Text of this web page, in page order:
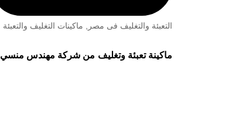
التعبئة والتغليف فى مصر , ماكينات التغليف والتعبئة
ماكينة تعبئة وتغليف من شركة مهندس منسي